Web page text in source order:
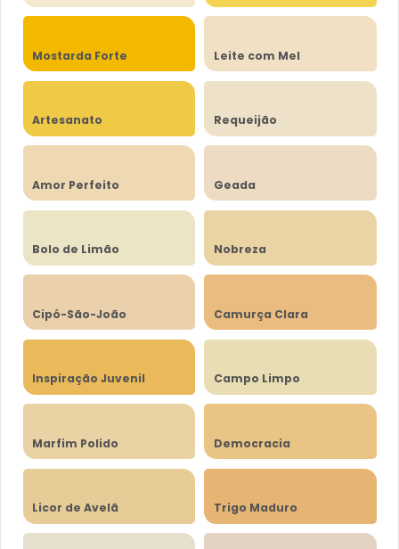
Mostarda Forte Leite com Mel
Artesanato Requeijão
Amor Perfeito Geada
Bolo de Limão Nobreza
Cipó-São-João Camurça Clara
Inspiração Juvenil Campo Limpo
Marfim Polido Democracia
Licor de Avelã Trigo Maduro